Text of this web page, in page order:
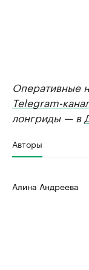
Оперативные
Telegram-
лонгриды — в
Авторы
Алина Андреева